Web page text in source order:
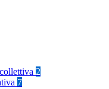
2
7